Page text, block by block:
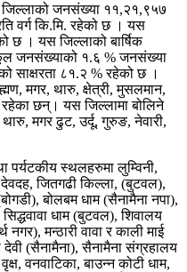
जनसंख्या ११,२१,९५७
वर्ग कि.मि. रहेको छ । यस
छ । यस जिल्लाको बार्षिक
जनसंख्याको १.६ % जनसंख्या
साक्षरता ८१.२ % रहेको छ ।
मगर, थारु, क्षेत्री, मुसलमान,
छन्। यस जिल्लामा बोलिने
मगर ढुट, उर्दू, गुरुङ, नेवारी,
पर्यटकीय स्थलहरुमा लुम्विनी,
जितगढी किल्ला, (बुटवल),
बोलबम धाम (सैनामैना नपा),
धाम (बुटवल), शिवालय
नगर), मन्ठारी वावा र काली माई
देवी (सैनामैना), सैनामैना संग्रहालय
वनवाटिका, बाउन्न कोटी धाम,